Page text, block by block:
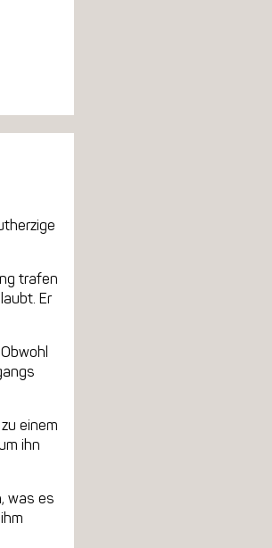
trafen
Er
einem
ihn
was es